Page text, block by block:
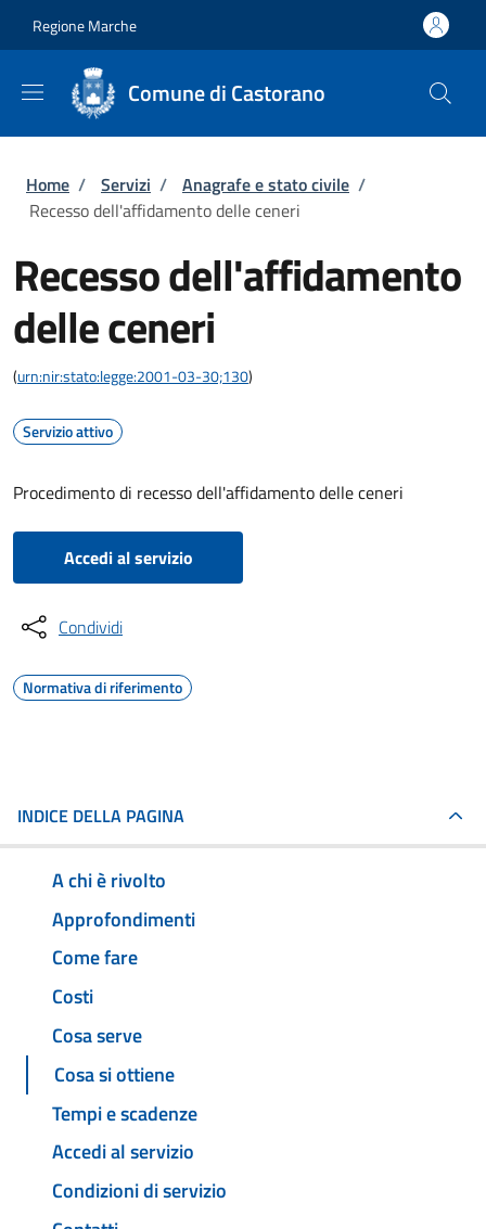
Regione Marche
Comune di Castorano
Briciole di pane
Home / Servizi / Anagrafe e stato civile /
Recesso dell'affidamento delle ceneri
Recesso dell'affidamento
delle ceneri
(urn:nir:stato:legge:2001-03-30;130)
Servizio attivo
Procedimento di recesso dell'affidamento delle ceneri
Accedi al servizio
Condividi
Normativa di riferimento
INDICE DELLA PAGINA
A chi è rivolto
Approfondimenti
Come fare
Costi
Cosa serve
Cosa si ottiene
Tempi e scadenze
Accedi al servizio
Condizioni di servizio